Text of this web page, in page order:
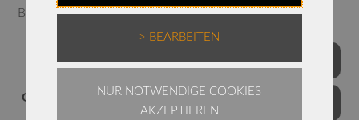
Bügelfrei!
Grössen
> BEARBEITEN
NUR NOTWENDIGE COOKIES
AKZEPTIEREN